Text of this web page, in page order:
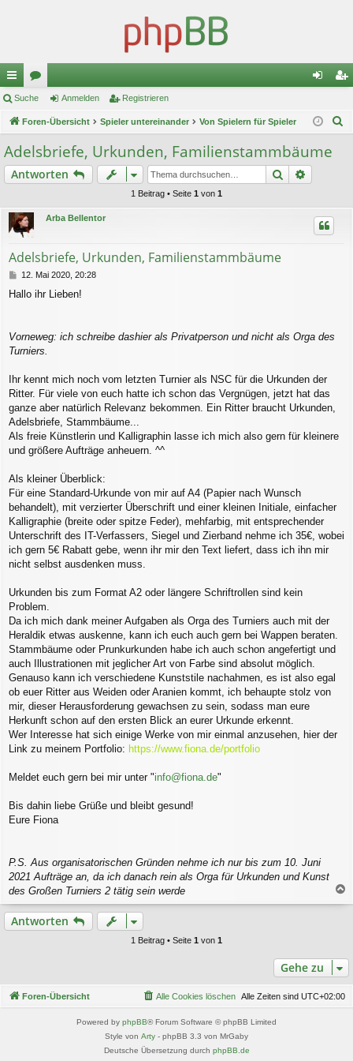
ch
ne
llz
ug
or
en m ist
Suche Anmelden Registrieren
Foren-Übersicht Spieler untereinander Von Spielern für Spieler
Adelsbriefe, Urkunden, Familienstammbäume
Antworten Suche
1 Beitrag • Seite 1 von 1
Arba Bellentor
Adelsbriefe, Urkunden, Familienstammbäume
B
i
a
12. Mai 2020, 20:28
Hallo ihr Lieben!
Vorneweg: ich schreibe dashier als Privatperson und nicht als Orga des
Turniers.
Ihr kennt mich noch vom letzten Turnier als NSC für die Urkunden der
Ritter. Für viele von euch hatte ich schon das Vergnügen, jetzt hat das
ganze aber natürlich Relevanz bekommen. Ein Ritter braucht Urkunden,
Adelsbriefe, Stammbäume...
Als freie Künstlerin und Kalligraphin lasse ich mich also gern für kleinere
und größere Aufträge anheuern. ^^
Als kleiner Überblick:
Für eine Standard-Urkunde von mir auf A4 (Papier nach Wunsch
behandelt), mit verzierter Überschrift und einer kleinen Initiale, einfacher
Kalligraphie (breite oder spitze Feder), mehfarbig, mit entsprechender
Unterschrift des IT-Verfassers, Siegel und Zierband nehme ich 35€, wobei
ich gern 5€ Rabatt gebe, wenn ihr mir den Text liefert, dass ich ihn mir
nicht selbst ausdenken muss.
Urkunden bis zum Format A2 oder längere Schriftrollen sind kein
Problem.
Da ich mich dank meiner Aufgaben als Orga des Turniers auch mit der
Heraldik etwas auskenne, kann ich euch auch gern bei Wappen beraten.
Stammbäume oder Prunkurkunden habe ich auch schon angefertigt und
auch Illustrationen mit jeglicher Art von Farbe sind absolut möglich.
Genauso kann ich verschiedene Kunststile nachahmen, es ist also egal
ob euer Ritter aus Weiden oder Aranien kommt, ich behaupte stolz von
mir, dieser Herausforderung gewachsen zu sein, sodass man eure
Herkunft schon auf den ersten Blick an eurer Urkunde erkennt.
Wer Interesse hat sich einige Werke von mir einmal anzusehen, hier der
Link zu meinem Portfolio: https://www.fiona.de/portfolio
Meldet euch gern bei mir unter "info@fiona.de"
Bis dahin liebe Grüße und bleibt gesund!
Eure Fiona
P.S. Aus organisatorischen Gründen nehme ich nur bis zum 10. Juni
2021 Aufträge an, da ich danach rein als Orga für Urkunden und Kunst
des Großen Turniers 2 tätig sein werde
a
n
Antworten
1 Beitrag • Seite 1 von 1
Gehe zu
Foren-Übersicht Alle Zeiten sind UTC+02:00
Alle Cookies löschen
Powered by phpBB® Forum Software © phpBB Limited
Style von Arty - phpBB 3.3 von MrGaby
Deutsche Übersetzung durch phpBB.de